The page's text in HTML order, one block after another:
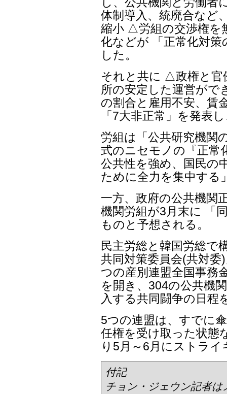
体制導入、統廃合など
縮小 △労組の交渉権を
化などが 「正常化対
した。
それと共に △政権と官
所の安定した運営が
の割合と雇用不安、賃
「7大非正常」を発表
労組は「公共研究機関
式のニセモノの『正常
公共性を強め、国民の
ために全力を集中する
一方、政府の公共機関
機関労組が3月末に 「
ものと予想される。
民主労総と韓国労総で
共同対策委員会(共対
つの産別連盟全国事務
を開き、304の公共機
入する共同闘争の日程
5つの連盟は、すでに
任権を受け取った状態
り5月～6月にストラ
付記
チョン・ジェウン記者